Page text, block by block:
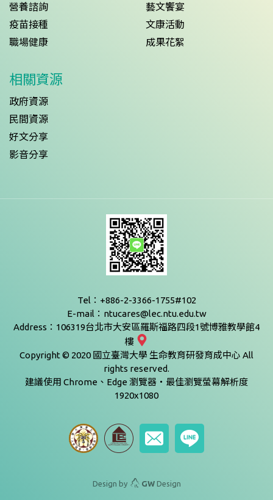
營養諮詢
疫苗接種
職場健康
藝文饗宴
文康活動
成果花絮
相關資源
政府資源
民間資源
好文分享
影音分享
Tel：+886-2-3366-1755#102
E-mail：ntucares@lec.ntu.edu.tw
Address：106319台北市大安區羅斯福路四段1號博雅教學館4
樓
Copyright © 2020 國立臺灣大學 生命教育研發育成中心 All
rights reserved.
建議使用 Chrome、Edge 瀏覽器‧最佳瀏覽螢幕解析度
1920x1080
Design by GWDesign